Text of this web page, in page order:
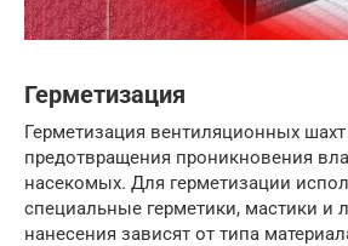
Герметизация
Герметизация вентиляционных
предотвращения проникновения
насекомых. Для герметизации
специальные герметики, мастики и
нанесения зависят от типа